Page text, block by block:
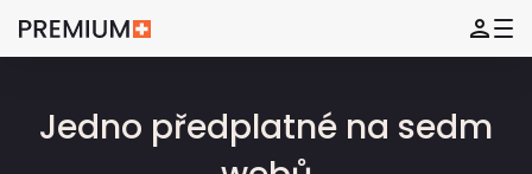
Jedno předplatné na sedm